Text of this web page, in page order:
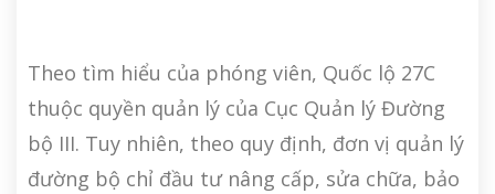
Theo tìm hiểu của phóng viên, Quốc lộ 27C
thuộc quyền quản lý của Cục Quản lý Đường
bộ III. Tuy nhiên, theo quy định, đơn vị quản lý
đường bộ chỉ đầu tư nâng cấp, sửa chữa, bảo